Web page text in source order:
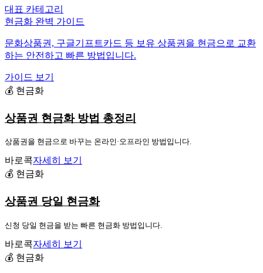
대표 카테고리
현금화 완벽 가이드
문화상품권, 구글기프트카드 등 보유 상품권을 현금으로 교환
하는 안전하고 빠른 방법입니다.
가이드 보기
💰 현금화
상품권 현금화 방법 총정리
상품권을 현금으로 바꾸는 온라인·오프라인 방법입니다.
바로콕자세히 보기
💰 현금화
상품권 당일 현금화
신청 당일 현금을 받는 빠른 현금화 방법입니다.
바로콕자세히 보기
💰 현금화